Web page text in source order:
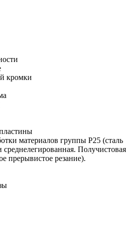
кромки
материалов группы P25 (сталь
среднелегированная. Получистовая
прерывистое резание).